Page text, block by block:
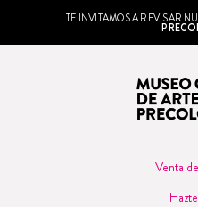
TE INVITAMOS A REVISAR
Venta